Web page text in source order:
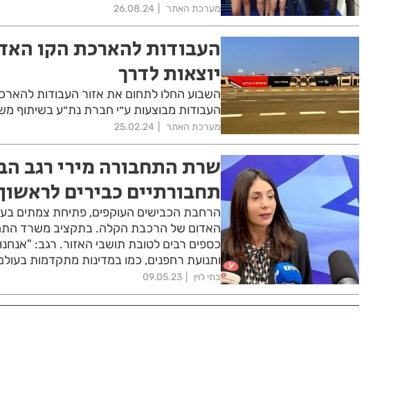
מערכת האתר 26.08.24
העבודות להארכת הקו
יוצאות לדרך
השבוע החלו לתחום את אזור העבודות
העבודות מבוצעות ע״י חברת נת״ע בשיתוף
מערכת האתר 25.02.24
שרת התחבורה מירי רגב
תחבורתיים כבירים
הרחבת הכבישים העוקפים, פתיחת צמתים
האדום של הרכבת הקלה. בתקציב משרד
כספים רבים לטובת תושבי האזור. רגב:
ותנועת רחפנים, כמו במדינות מתקדמות
בתי לוין 09.05.23